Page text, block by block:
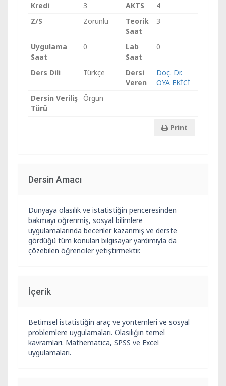
Kredi
3 AKTS
4
Z/S
Zorunlu
Teorik
Saat
3
Uygulama
Saat
0
Lab
Saat
0
Ders Dili Türkçe
Dersi
Veren
Doç. Dr.
OYA EKİCİ
Dersin Veriliş
Türü
Örgün
Print
Dersin Amacı
Dünyaya olasılık ve istatistiğin penceresinden
bakmayı öğrenmiş, sosyal bilimlere
uygulamalarında beceriler kazanmış ve derste
gördüğü tüm konuları bilgisayar yardımıyla da
çözebilen öğrenciler yetiştirmektir.
İçerik
Betimsel istatistiğin araç ve yöntemleri ve sosyal
problemlere uygulamaları. Olasılığın temel
kavramları. Mathematica, SPSS ve Excel
uygulamaları.